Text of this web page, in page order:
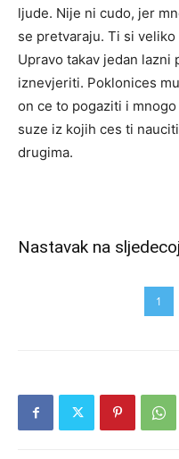
ljude. Nije ni cudo, jer
se pretvaraju. Ti si
Upravo takav jedan
iznevjeriti. Poklonices
on ce to pogaziti i
suze iz kojih ces ti
drugima.
Nastavak na
1